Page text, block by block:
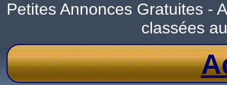
Petites Annonces Gratuites -
classées